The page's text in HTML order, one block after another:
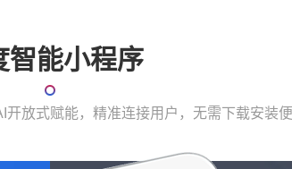
智能小程序
放式赋能，精准连接用户，无需下载安装